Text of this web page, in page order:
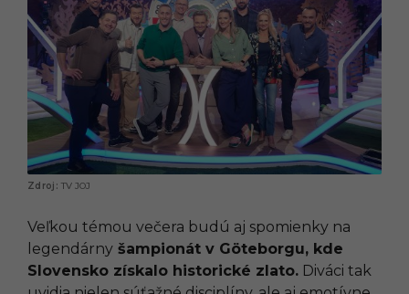
TV JOJ
Veľkou témou večera budú aj spomienky na
legendárny šampionát v Göteborgu, kde
Slovensko získalo historické zlato. Diváci tak